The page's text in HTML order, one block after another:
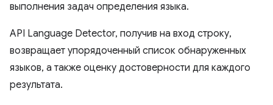
выполнения задач определения языка.
API Language Detector, получив на вход строку,
возвращает упорядоченный список обнаруженных
языков, а также оценку достоверности для каждого
результата.